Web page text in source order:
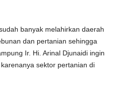
banyak melahirkan daerah
dan pertanian sehingga
Ir. Hi. Arinal Djunaidi ingin
sektor pertanian di